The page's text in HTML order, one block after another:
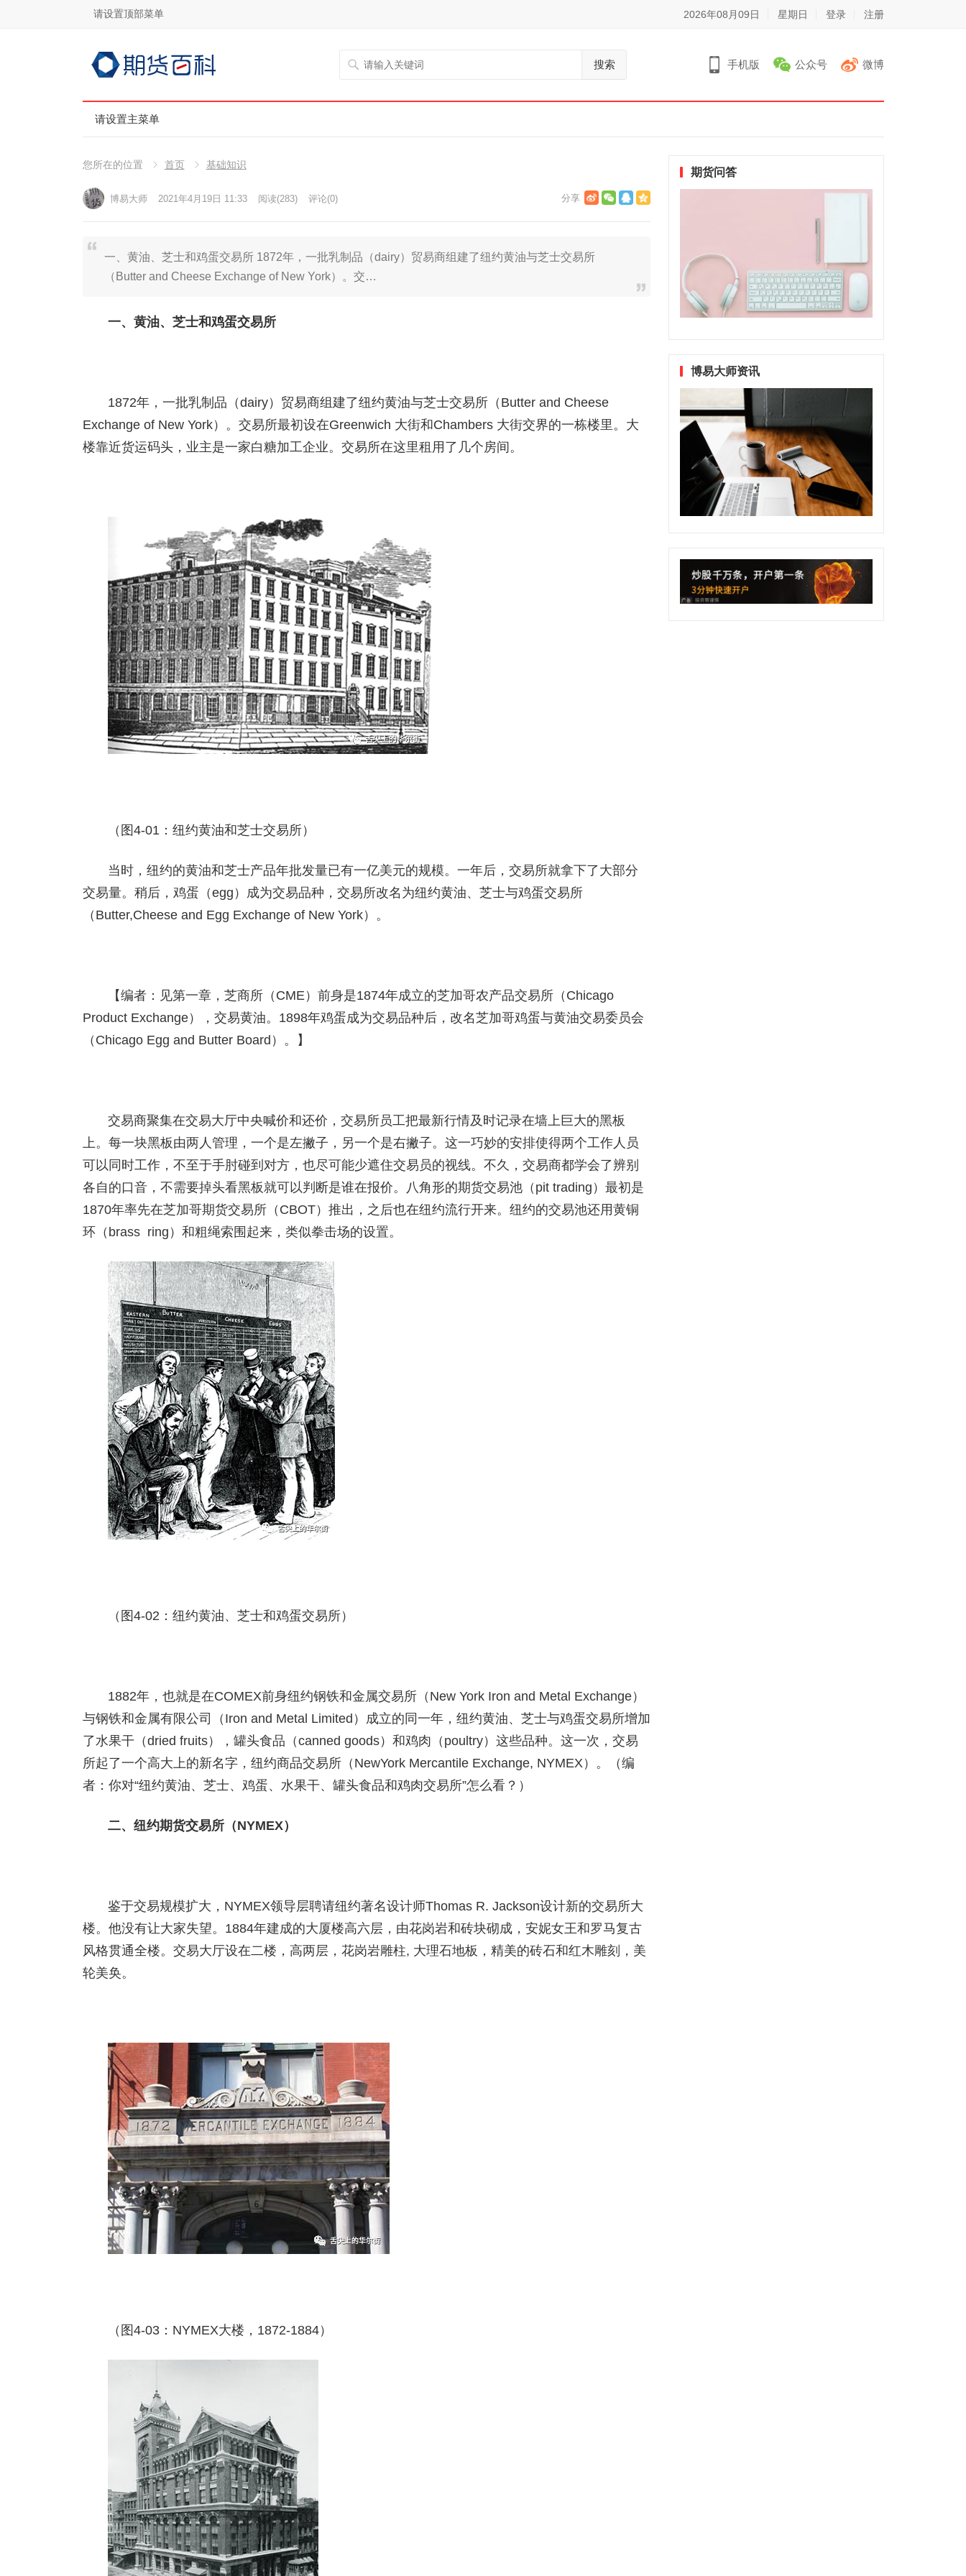
请设置顶部菜单 2026年08月09日 星期日 登录 注册
搜索 手机版 公众号 微博
请设置主菜单
您所在的位置 首页 基础知识
博易大师 2021年4月19日 11:33 阅读(283) 评论(0)
一、黄油、芝士和鸡蛋交易所 1872年，一批乳制品（dairy）贸易商组建了纽约黄油与芝士交易所
（Butter and Cheese Exchange of New York）。交…
一、黄油、芝士和鸡蛋交易所
1872年，一批乳制品（dairy）贸易商组建了纽约黄油与芝士交易所（Butter and Cheese
Exchange of New York）。交易所最初设在Greenwich 大街和Chambers 大街交界的一栋楼里。大
楼靠近货运码头，业主是一家白糖加工企业。交易所在这里租用了几个房间。
（图4-01：纽约黄油和芝士交易所）
当时，纽约的黄油和芝士产品年批发量已有一亿美元的规模。一年后，交易所就拿下了大部分
交易量。稍后，鸡蛋（egg）成为交易品种，交易所改名为纽约黄油、芝士与鸡蛋交易所
（Butter,Cheese and Egg Exchange of New York）。
【编者：见第一章，芝商所（CME）前身是1874年成立的芝加哥农产品交易所（Chicago
Product Exchange），交易黄油。1898年鸡蛋成为交易品种后，改名芝加哥鸡蛋与黄油交易委员会
（Chicago Egg and Butter Board）。】
交易商聚集在交易大厅中央喊价和还价，交易所员工把最新行情及时记录在墙上巨大的黑板
上。每一块黑板由两人管理，一个是左撇子，另一个是右撇子。这一巧妙的安排使得两个工作人员
可以同时工作，不至于手肘碰到对方，也尽可能少遮住交易员的视线。不久，交易商都学会了辨别
各自的口音，不需要掉头看黑板就可以判断是谁在报价。八角形的期货交易池（pit trading）最初是
1870年率先在芝加哥期货交易所（CBOT）推出，之后也在纽约流行开来。纽约的交易池还用黄铜
环（brass ring）和粗绳索围起来，类似拳击场的设置。
（图4-02：纽约黄油、芝士和鸡蛋交易所）
1882年，也就是在COMEX前身纽约钢铁和金属交易所（New York Iron and Metal Exchange）
与钢铁和金属有限公司（Iron and Metal Limited）成立的同一年，纽约黄油、芝士与鸡蛋交易所增加
了水果干（dried fruits），罐头食品（canned goods）和鸡肉（poultry）这些品种。这一次，交易
所起了一个高大上的新名字，纽约商品交易所（NewYork Mercantile Exchange, NYMEX）。（编
者：你对“纽约黄油、芝士、鸡蛋、水果干、罐头食品和鸡肉交易所”怎么看？）
二、纽约期货交易所（NYMEX）
鉴于交易规模扩大，NYMEX领导层聘请纽约著名设计师Thomas R. Jackson设计新的交易所大
楼。他没有让大家失望。1884年建成的大厦楼高六层，由花岗岩和砖块砌成，安妮女王和罗马复古
风格贯通全楼。交易大厅设在二楼，高两层，花岗岩雕柱, 大理石地板，精美的砖石和红木雕刻，美
轮美奂。
（图4-03：NYMEX大楼，1872-1884）
期货问答
博易大师资讯